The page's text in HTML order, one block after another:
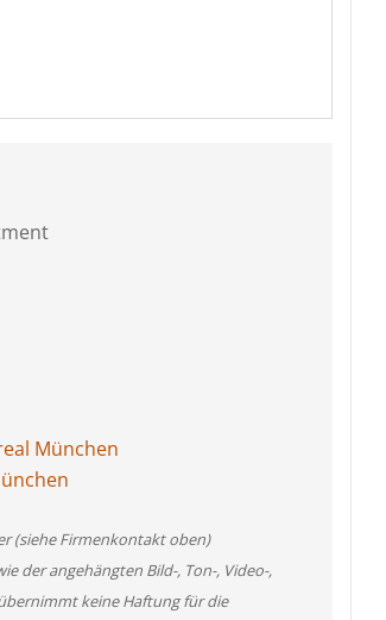
München
(siehe Firmenkontakt oben)
der angehängten Bild-, Ton-, Video-,
keine Haftung für die